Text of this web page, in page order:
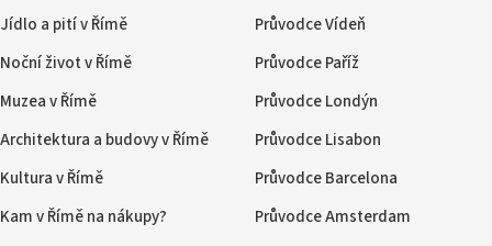
Jídlo a pití v Římě
Noční život v Římě
Muzea v Římě
Architektura a budovy v Římě
Kultura v Římě
Kam v Římě na nákupy?
Průvodce Vídeň
Průvodce Paříž
Průvodce Londýn
Průvodce Lisabon
Průvodce Barcelona
Průvodce Amsterdam